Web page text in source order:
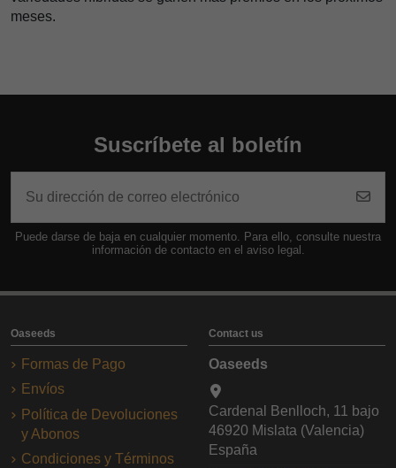
meses.
Suscríbete al boletín
Puede darse de baja en cualquier momento. Para ello, consulte nuestra
información de contacto en el aviso legal.
Oaseeds
Formas de Pago
Envíos
Política de Devoluciones
y Abonos
Condiciones y Términos
Contact us
Oaseeds
Cardenal Benlloch, 11 bajo
46920 Mislata (Valencia)
España